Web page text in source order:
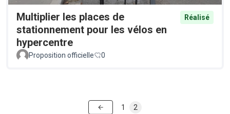
Multiplier les places de
stationnement pour les vélos en
hypercentre
Réalisé
Proposition officielle 0
1 2